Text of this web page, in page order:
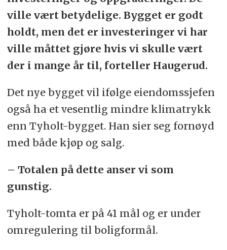
ville vært betydelige. Bygget er godt
holdt, men det er investeringer vi har
ville måttet gjøre hvis vi skulle vært
der i mange år til, forteller Haugerud.
Det nye bygget vil ifølge eiendomssjefen
også ha et vesentlig mindre klimatrykk
enn Tyholt-bygget. Han sier seg fornøyd
med både kjøp og salg.
– Totalen på dette anser vi som
gunstig.
Tyholt-tomta er på 41 mål og er under
omregulering til boligformål.